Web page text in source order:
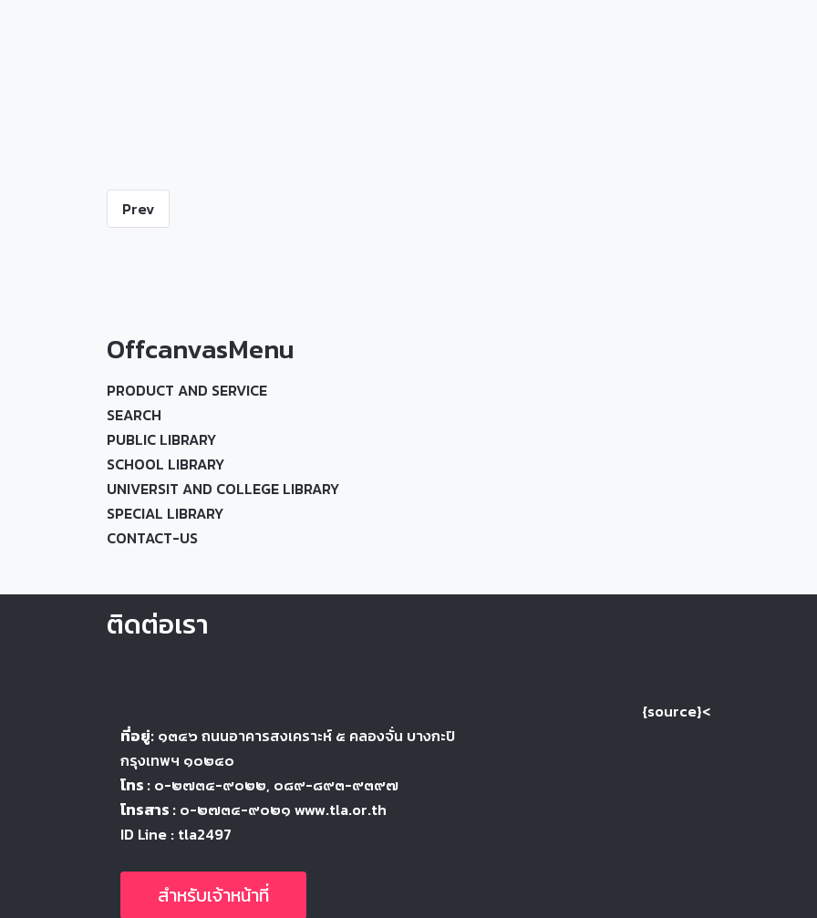
Prev
OffcanvasMenu
PRODUCT AND SERVICE
SEARCH
PUBLIC LIBRARY
SCHOOL LIBRARY
UNIVERSIT AND COLLEGE LIBRARY
SPECIAL LIBRARY
CONTACT-US
ติดต่อเรา
ที่อยู่: ๑๓๔๖ ถนนอาคารสงเคราะห์ ๕ คลองจั่น บางกะปิ
กรุงเทพฯ ๑๐๒๔๐
โทร : ๐-๒๗๓๔-๙๐๒๒, ๐๘๙-๘๙๓-๙๓๙๗
โทรสาร : ๐-๒๗๓๔-๙๐๒๑ www.tla.or.th
ID Line : tla2497
สำหรับเจ้าหน้าที่
{source}<